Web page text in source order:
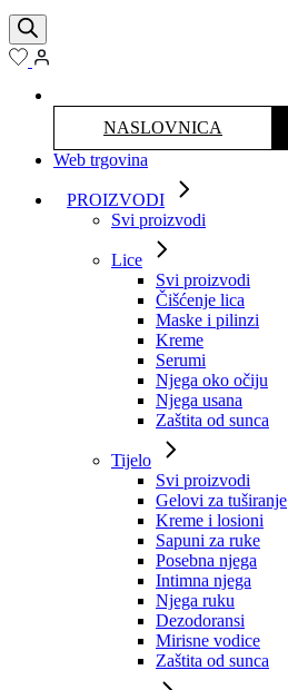
NASLOVNICA
Web trgovina
PROIZVODI
Svi proizvodi
Lice
Svi proizvodi
Čišćenje lica
Maske i pilinzi
Kreme
Serumi
Njega oko očiju
Njega usana
Zaštita od sunca
Tijelo
Svi proizvodi
Gelovi za tuširanje
Kreme i losioni
Sapuni za ruke
Posebna njega
Intimna njega
Njega ruku
Dezodoransi
Mirisne vodice
Zaštita od sunca